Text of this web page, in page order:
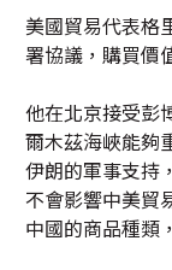
美國貿易代表格
署協議，購買價
他在北京接受彭
爾木茲海峽能夠
伊朗的軍事支持
不會影響中美貿
中國的商品種類